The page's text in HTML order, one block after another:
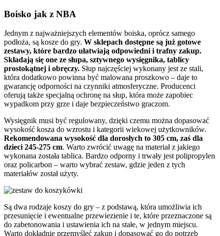
Boisko jak z NBA
Jednym z najważniejszych elementów boiska, oprócz samego
podłoża, są kosze do gry. W sklepach dostępne są już gotowe
zestawy, które bardzo ułatwiają odpowiedni i trafny zakup.
Składają się one ze słupa, sztywnego wysięgnika, tablicy
prostokątnej i obręczy. Słup najczęściej wykonany jest ze stali,
która dodatkowo powinna być malowana proszkowo – daje to
gwarancję odporności na czynniki atmosferyczne. Producenci
oferują także specjalną ochronę na słup, która może zapobiec
wypadkom przy grze i daje bezpieczeństwo graczom.
Wysięgnik musi być regulowany, dzięki czemu można dopasować
wysokość kosza do wzrostu i kategorii wiekowej użytkowników.
Rekomendowana wysokość dla dorosłych to 305 cm, zaś dla
dzieci 245-275 cm. Warto zwrócić uwagę na materiał z jakiego
wykonana została tablica. Bardzo odporny i trwały jest polipropylen
oraz policarbon – warto wybrać zestaw, gdzie jeden z tych
materiałów został użyty.
Są dwa rodzaje koszy do gry – z podstawą, która umożliwia ich
przesunięcie i ewentualne przewiezienie i te, które przeznaczone są
do zabetonowania i ustawienia ich na stałe, w jednym miejscu.
Warto dokładnie przemyśleć zakup i dopasować go do potrzeb